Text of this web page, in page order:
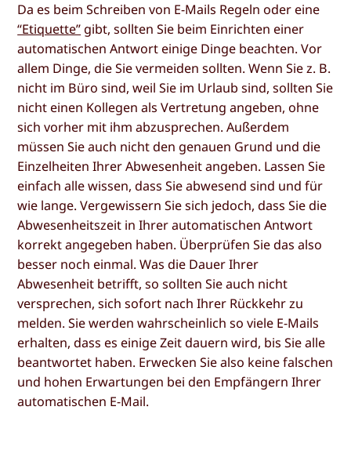
Da es beim Schreiben von E-Mails Regeln oder eine
“Etiquette” gibt, sollten Sie beim Einrichten einer
automatischen Antwort einige Dinge beachten. Vor
allem Dinge, die Sie vermeiden sollten. Wenn Sie z. B.
nicht im Büro sind, weil Sie im Urlaub sind, sollten Sie
nicht einen Kollegen als Vertretung angeben, ohne
sich vorher mit ihm abzusprechen. Außerdem
müssen Sie auch nicht den genauen Grund und die
Einzelheiten Ihrer Abwesenheit angeben. Lassen Sie
einfach alle wissen, dass Sie abwesend sind und für
wie lange. Vergewissern Sie sich jedoch, dass Sie die
Abwesenheitszeit in Ihrer automatischen Antwort
korrekt angegeben haben. Überprüfen Sie das also
besser noch einmal. Was die Dauer Ihrer
Abwesenheit betrifft, so sollten Sie auch nicht
versprechen, sich sofort nach Ihrer Rückkehr zu
melden. Sie werden wahrscheinlich so viele E-Mails
erhalten, dass es einige Zeit dauern wird, bis Sie alle
beantwortet haben. Erwecken Sie also keine falschen
und hohen Erwartungen bei den Empfängern Ihrer
automatischen E-Mail.